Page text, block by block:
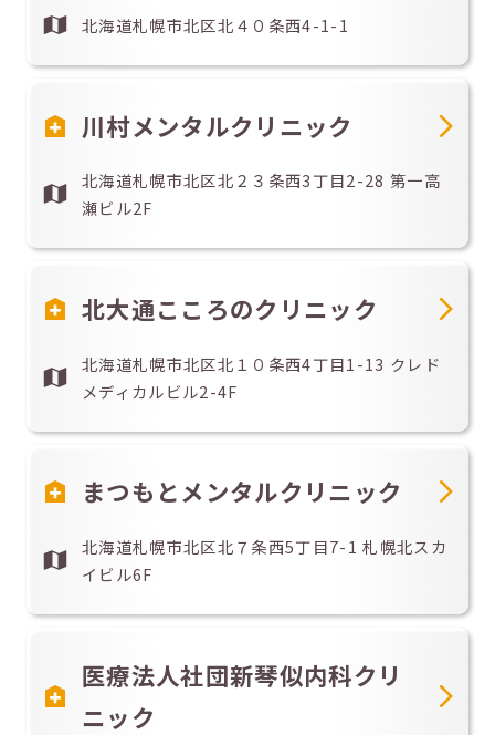
北海道札幌市北区北４０条西4-1-1
川村メンタルクリニック
北海道札幌市北区北２３条西3丁目2-28 第一高
瀬ビル2F
北大通こころのクリニック
北海道札幌市北区北１０条西4丁目1-13 クレド
メディカルビル2-4F
まつもとメンタルクリニック
北海道札幌市北区北７条西5丁目7-1 札幌北スカ
イビル6F
医療法人社団新琴似内科クリ
ニック